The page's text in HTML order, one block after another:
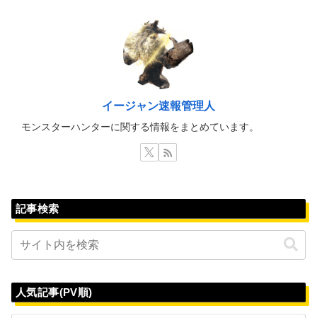
イージャン速報管理人
モンスターハンターに関する情報をまとめています。
記事検索
人気記事(PV順)